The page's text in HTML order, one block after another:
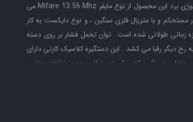
هتلی در دنیا می باشد . با قطعات ساخت ژاپن تولید شده است . تکنولوژی برد این محصول از نوع مایفر Mifare 13.56 Mhz می
و با متریال فلزی سنگین ، و نوع دایکست به کار
زمانی طولانی شده است . توان تحمل فشار بر روی دسته
دستگیره را به رخ دیگر رقبا می کشد . این دستگیره کلاسیک کارتی دارای
دستگیره کلاسیک هم شکل بوده و با قطعه جانبی